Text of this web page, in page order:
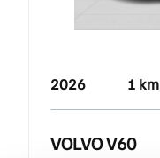
2026 1 km
VOLVO V60